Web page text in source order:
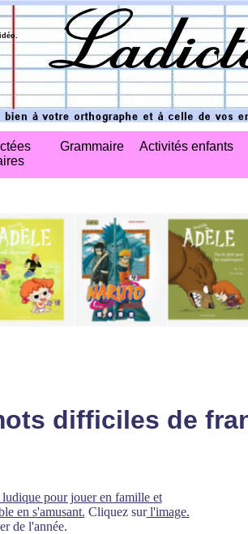
difficiles de
pour jouer en famille et
en s'amusant. Cliquez surl'image.
de l'année.